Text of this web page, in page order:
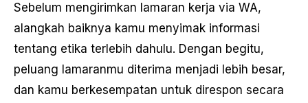
Sebelum mengirimkan lamaran kerja via WA,
alangkah baiknya kamu menyimak informasi
tentang etika terlebih dahulu. Dengan begitu,
peluang lamaranmu diterima menjadi lebih besar,
dan kamu berkesempatan untuk direspon secara